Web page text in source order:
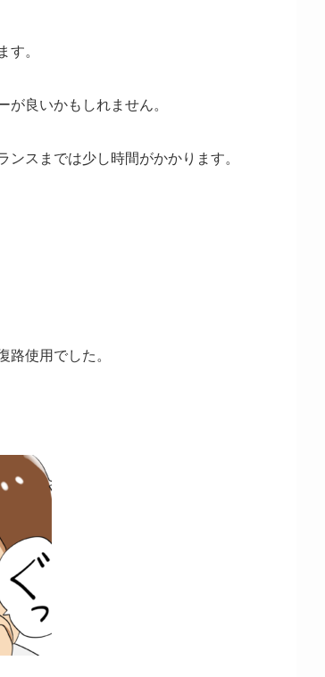
す。
良いかもしれません。
スまでは少し時間がかかります。
使用でした。